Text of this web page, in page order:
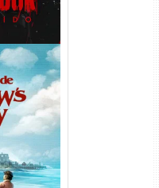
Bay
(2026)
Áudio